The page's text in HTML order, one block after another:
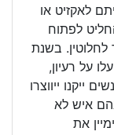
לאקזיט או
לפתוח
בשנת
על רעיון,
ייקנו ייווצרו
איש לא
את